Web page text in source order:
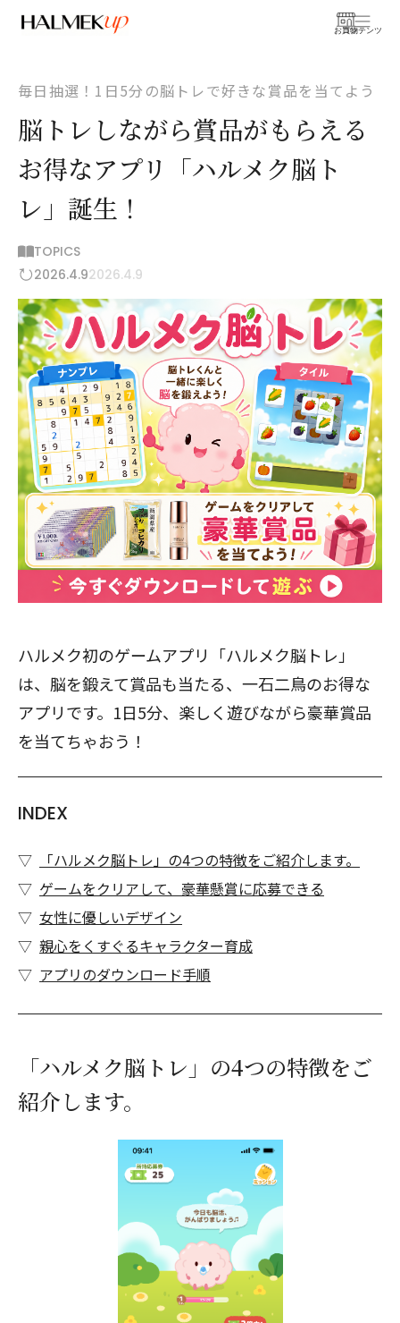
お買物
コンテンツ
毎日抽選！1日5分の脳トレで好きな賞品を当てよう
脳トレしながら賞品がもらえる
お得なアプリ「ハルメク脳ト
レ」誕生！
TOPICS
2026.4.92026.4.9
ハルメク初のゲームアプリ「ハルメク脳トレ」
は、脳を鍛えて賞品も当たる、一石二鳥のお得な
アプリです。1日5分、楽しく遊びながら豪華賞品
を当てちゃおう！
INDEX
「ハルメク脳トレ」の4つの特徴をご紹介します。
ゲームをクリアして、豪華懸賞に応募できる
女性に優しいデザイン
親心をくすぐるキャラクター育成
アプリのダウンロード手順
「ハルメク脳トレ」の4つの特徴をご
紹介します。